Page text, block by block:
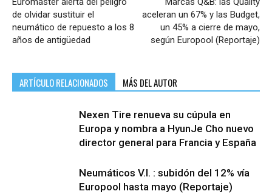
de olvidar sustituir el
neumático de repuesto a los 8
años de antigüedad
aceleran un 67% y las Budget,
un 45% a cierre de mayo,
según Europool (Reportaje)
ARTÍCULO RELACIONADOS MÁS DEL AUTOR
Nexen Tire renueva su cúpula en
Europa y nombra a HyunJe Cho nuevo
director general para Francia y España
Neumáticos V.I. : subidón del 12% vía
Europool hasta mayo (Reportaje)